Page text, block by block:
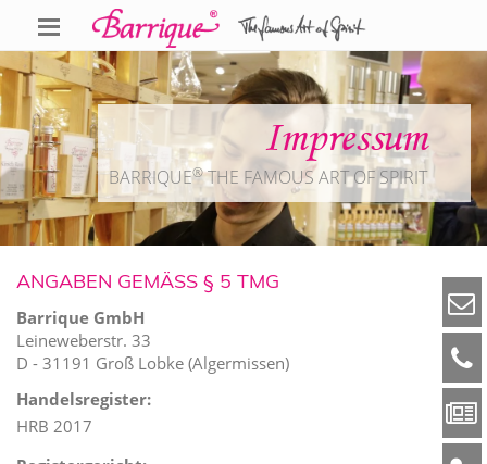
Impressum
BARRIQUE®THE FAMOUS ART OF SPIRIT
ANGABEN GEMÄSS § 5 TMG
Barrique GmbH
Leineweberstr. 33
D - 31191 Groß Lobke (Algermissen)
Handelsregister:
HRB 2017